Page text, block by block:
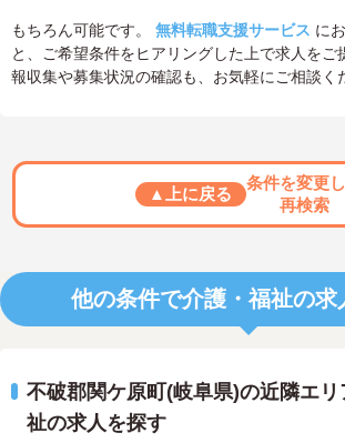
もちろん可能です。 無料転職支援サービス に
と、ご希望条件をヒアリングした上で求人をご
報収集や募集状況の確認も、お気軽にご相談く
▲上に戻る
条件を変更
再検索
他の条件で介護・福祉の求
不破郡関ケ原町(岐阜県)の近隣エ
祉の求人を探す